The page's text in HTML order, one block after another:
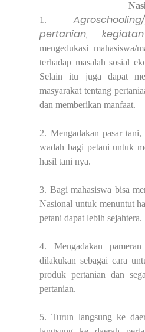
1.
pertanian,
mengedukasi mahasiswa/
terhadap masalah sosial
Selain itu juga dapat
masyarakat tentang
dan memberikan manfaat.
2. Mengadakan pasar
wadah bagi petani untuk
hasil tani nya.
3. Bagi mahasiswa bisa
Nasional untuk menuntut
petani dapat lebih sejahtera.
4. Mengadakan
dilakukan sebagai cara
produk pertanian dan
pertanian.
5.Turun langsung ke